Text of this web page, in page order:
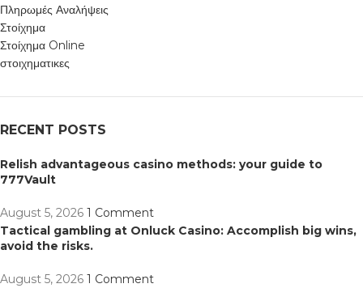
Πληρωμές Αναλήψεις
Στοίχημα
Στοίχημα Online
στοιχηματικες
RECENT POSTS
Relish advantageous casino methods: your guide to
777Vault
August 5, 2026 1 Comment
Tactical gambling at Onluck Casino: Accomplish big wins,
avoid the risks.
August 5, 2026 1 Comment